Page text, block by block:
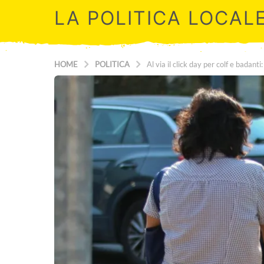
LA POLITICA
HOME POLITICA Al via il click day per colf e